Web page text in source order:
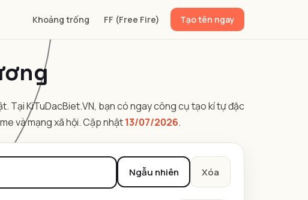
Khoảng trống FF (Free Fire) Tạo tên ngay
Tại KiTuDacBiet.VN, bạn có ngay công cụ tạo kí tự đặc
và mạng xã hội. Cập nhật13/07/2026.
Ngẫu nhiên Xóa